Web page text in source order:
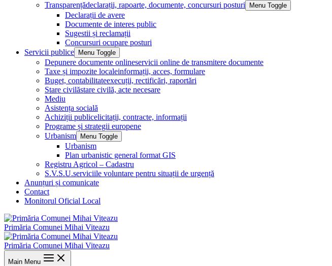
Transparențădeclarații, rapoarte, documente, concursuri posturi Menu Toggle
Declarații de avere
Documente de interes public
Sugestii și reclamații
Concursuri ocupare posturi
Servicii publice
Menu Toggle
Depunere documente onlineservicii online de transmitere documente
Taxe și impozite localeinformații, acces, formulare
Buget, contabilitateexecuții, rectificări, raportări
Stare civilăstare civilă, acte necesare
Mediu
Asistența socială
Achiziții publicelicitații, contracte, informații
Programe și strategii europene
Urbanism
Menu Toggle
Urbanism
Plan urbanistic general format GIS
Registru Agricol – Cadastru
S.V.S.U.serviciile voluntare pentru situații de urgență
Anunțuri și comunicate
Contact
Monitorul Oficial Local
Primăria Comunei Mihai Viteazu
Primăria Comunei Mihai Viteazu
Main Menu